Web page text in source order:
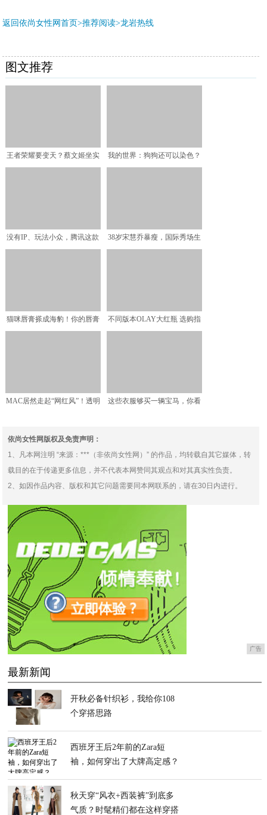
返回依尚女性网首页>推荐阅读>龙岩热线
图文推荐
王者荣耀要变天？蔡文姬坐实
我的世界：狗狗还可以染色？
没有IP、玩法小众，腾讯这款
38岁宋慧乔暴瘦，国际秀场生
猫咪唇膏搽成海豹！你的唇膏
不同版本OLAY大红瓶 选购指
MAC居然走起“网红风”！透明
这些衣服够买一辆宝马，你看
依尚女性网版权及免责声明：
1、凡本网注明 “来源：***（非依尚女性网）” 的作品，均转载自其它媒体，转
载目的在于传递更多信息，并不代表本网赞同其观点和对其真实性负责。
2、如因作品内容、版权和其它问题需要同本网联系的，请在30日内进行。
广告
最新新闻
开秋必备针织衫，我给你108
个穿搭思路
西班牙王后2年前的Zara短
袖，如何穿出了大牌高定感？
秋天穿“风衣+西装裤”到底多
气质？时髦精们都在这样穿搭